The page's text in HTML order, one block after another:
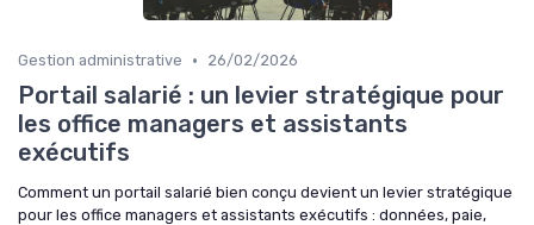
Gestion administrative • 26/02/2026
Portail salarié : un levier stratégique pour
les office managers et assistants
exécutifs
Comment un portail salarié bien conçu devient un levier stratégique
pour les office managers et assistants exécutifs : données, paie,